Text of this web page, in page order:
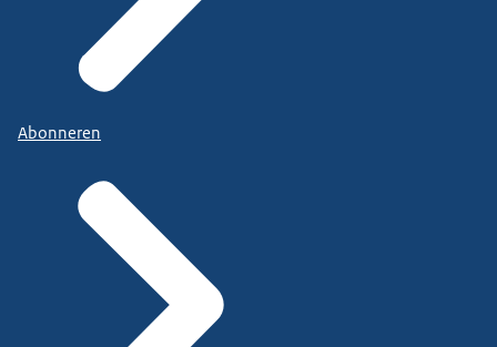
Abonneren